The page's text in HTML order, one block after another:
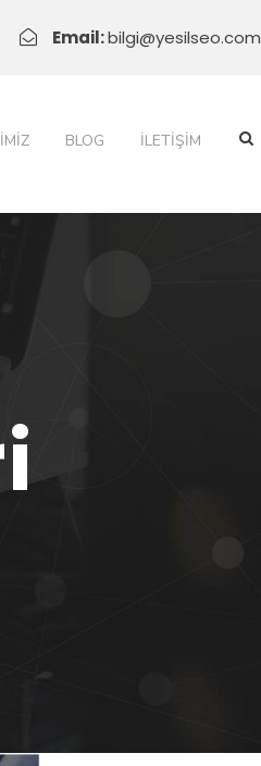
Email:bilgi@yesilseo.com
BLOG İLETIŞIM